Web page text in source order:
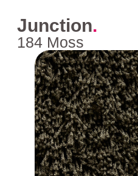
Junction.
184 Moss